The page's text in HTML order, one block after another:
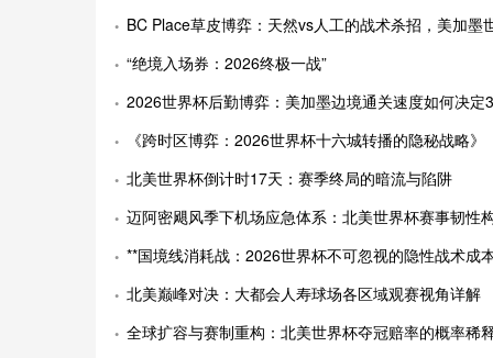
BC Place草皮博弈：天然vs人工的战术杀招，美加墨世界杯的隐形战
“绝境入场券：2026终极一战”
2026世界杯后勤博弈：美加墨边境通关速度如何决定32强装备生死
《跨时区博弈：2026世界杯十六城转播的隐秘战略》
北美世界杯倒计时17天：赛季终局的暗流与陷阱
迈阿密飓风季下机场应急体系：北美世界杯赛事韧性构建路
**国境线消耗战：2026世界杯不可忽视的隐性战术成
北美巅峰对决：大都会人寿球场各区域观赛视角详解
全球扩容与赛制重构：北美世界杯夺冠赔率的概率稀释机制与市场定价范式转